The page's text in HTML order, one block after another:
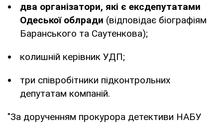
два організатори, які є ексдепутатами
Одеської облради (відповідає біографіям
Баранського та Саутенкова);
колишній керівник УДП;
три співробітники підконтрольних
депутатам компаній.
"За дорученням прокурора детективи НАБУ